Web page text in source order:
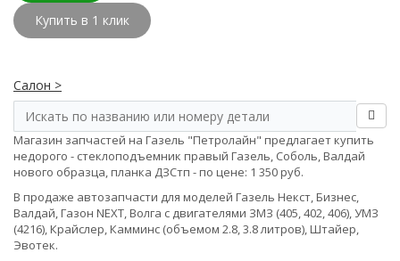
Купить в 1 клик
Салон >
Магазин запчастей на Газель "Петролайн" предлагает купить
недорого - стеклоподъемник правый Газель, Соболь, Валдай
нового образца, планка ДЗСтп - по цене: 1 350 руб.
В продаже автозапчасти для моделей Газель Некст, Бизнес,
Валдай, Газон NEXT, Волга с двигателями ЗМЗ (405, 402, 406), УМЗ
(4216), Крайслер, Камминс (объемом 2.8, 3.8 литров), Штайер,
Эвотек.